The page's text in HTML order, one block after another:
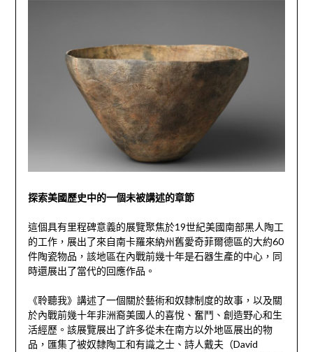
探索美國歷史中的一個未被講述的章節
這個具有里程碑意義的展覽聚焦於19世紀美國南部黑人陶工
的工作，展出了來自南卡羅來納州舊愛奇菲爾德區的大約60
件陶瓷物品，該地區在內戰前幾十年是石器生產的中心，同
時還展出了當代的回應作品。
《聆聽我》講述了一個關於藝術和奴隸制度的故事，以及關
於內戰前幾十年非洲裔美國人的喜悅、奮鬥、創造野心和生
活經歷。該展覽展出了許多從未在南方以外地區展出的物
品，匯集了被奴隸陶工和有識之士、詩人戴夫（David